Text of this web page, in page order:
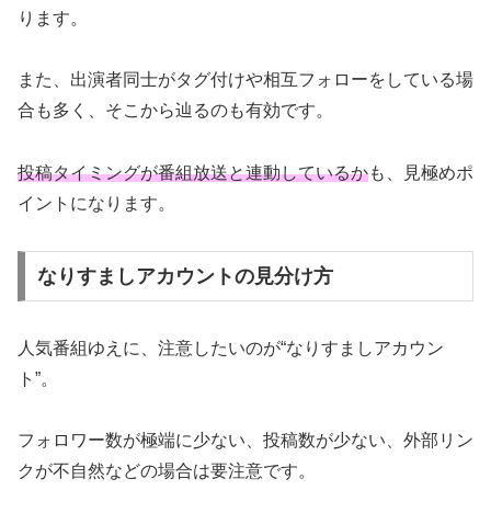
ります。
また、出演者同士がタグ付けや相互フォローをしている場
合も多く、そこから辿るのも有効です。
投稿タイミングが番組放送と連動しているかも、見極めポ
イントになります。
なりすましアカウントの見分け方
人気番組ゆえに、注意したいのが“なりすましアカウン
ト”。
フォロワー数が極端に少ない、投稿数が少ない、外部リン
クが不自然などの場合は要注意です。